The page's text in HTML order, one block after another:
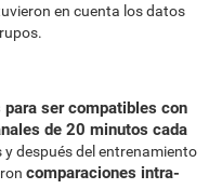
en cuenta los datos
ser compatibles con
de 20 minutos cada
después del entrenamiento
comparaciones intra-